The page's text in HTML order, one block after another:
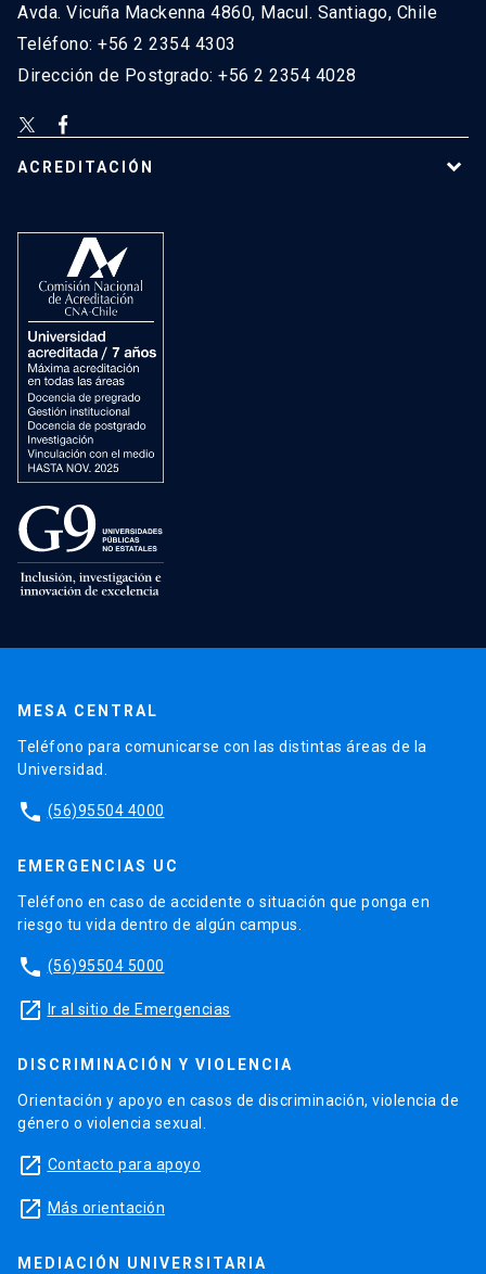
Avda. Vicuña Mackenna 4860, Macul. Santiago, Chile
Teléfono: +56 2 2354 4303
Dirección de Postgrado: +56 2 2354 4028
ACREDITACIÓN
MESA CENTRAL
Teléfono para comunicarse con las distintas áreas de la
Universidad.
phone (56)95504 4000
EMERGENCIAS UC
Teléfono en caso de accidente o situación que ponga en
riesgo tu vida dentro de algún campus.
phone (56)95504 5000
launch Ir al sitio de Emergencias
DISCRIMINACIÓN Y VIOLENCIA
Orientación y apoyo en casos de discriminación, violencia de
género o violencia sexual.
launch Contacto para apoyo
launch Más orientación
MEDIACIÓN UNIVERSITARIA